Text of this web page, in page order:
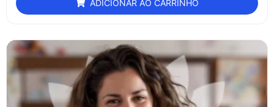
ADICIONAR AO CARRINHO